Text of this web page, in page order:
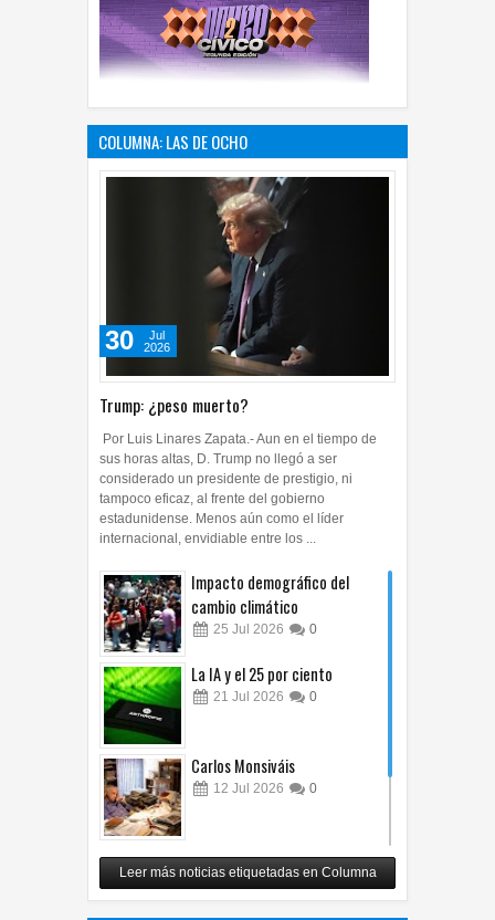
COLUMNA: LAS DE OCHO
Trump: ¿peso muerto?
30
Jul
2026
Por Luis Linares Zapata.- Aun en el tiempo de
sus horas altas, D. Trump no llegó a ser
considerado un presidente de prestigio, ni
tampoco eficaz, al frente del gobierno
estadunidense. Menos aún como el líder
internacional, envidiable entre los ...
Impacto demográfico del
cambio climático
25 Jul 2026 0
La IA y el 25 por ciento
21 Jul 2026 0
Carlos Monsiváis
12 Jul 2026 0
Revuelo en la inteligencia
artificial
07 Jul 2026 0
Leer más noticias etiquetadas en Columna